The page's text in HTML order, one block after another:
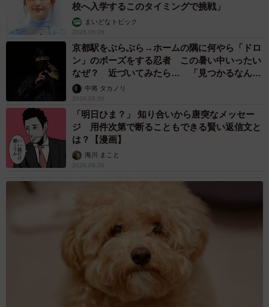
校へ入学するこのタイミングで挑戦」
まいどなトピック
2026.08.06
京都駅をぶらぶら→ホームの隅に何やら「ドロ
ン」のポーズをする忍者 この暑い中いったい
なぜ？ 近づいてみたら… 「見つかるなんて
未熟」中将 タカノリ
2026.08.06
「明日ひま？」 知り合いから唐突なメッセー
ジ 用件次第で断ることもできる賢い返信文と
は？【漫画】
海川 まこと
2026.08.06